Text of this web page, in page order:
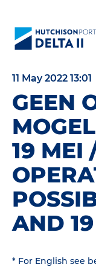
11 May 2022 13:01
GEEN
19 MEI
AND 19
* For English see